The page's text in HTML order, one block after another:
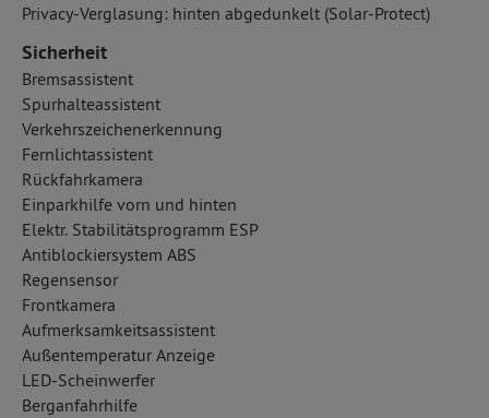
Privacy-Verglasung: hinten abgedunkelt (Solar-Protect)
Sicherheit
Bremsassistent
Spurhalteassistent
Verkehrszeichenerkennung
Fernlichtassistent
Rückfahrkamera
Einparkhilfe vorn und hinten
Elektr. Stabilitätsprogramm ESP
Antiblockiersystem ABS
Regensensor
Frontkamera
Aufmerksamkeitsassistent
Außentemperatur Anzeige
LED-Scheinwerfer
Berganfahrhilfe